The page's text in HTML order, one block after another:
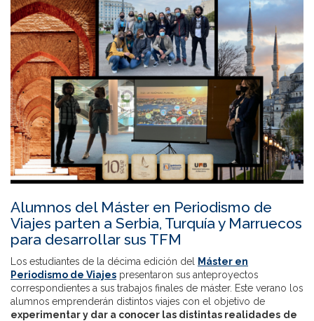
Alumnos del Máster en Periodismo de
Viajes parten a Serbia, Turquía y Marruecos
para desarrollar sus TFM
Los estudiantes de la décima edición del
Máster en
Periodismo de Viajes presentaron sus anteproyectos
correspondientes a sus trabajos finales de máster. Este verano los
alumnos emprenderán distintos viajes con el objetivo de
experimentar y dar a conocer las distintas realidades de